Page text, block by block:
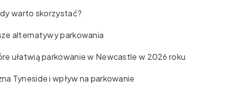
warto skorzystać?
alternatywy parkowania
ułatwią parkowanie w Newcastle w 2026 roku
Tyneside i wpływ na parkowanie